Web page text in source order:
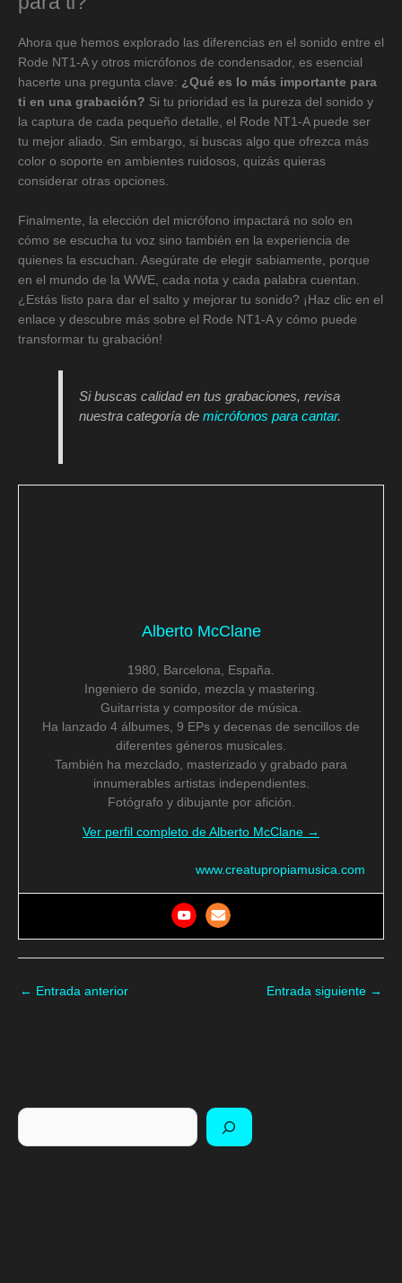
Ahora que hemos explorado las diferencias en el sonido entre el
Rode NT1-A y otros micrófonos de condensador, es esencial
hacerte una pregunta clave: ¿Qué es lo más importante para
ti en una grabación? Si tu prioridad es la pureza del sonido y
la captura de cada pequeño detalle, el Rode NT1-A puede ser
tu mejor aliado. Sin embargo, si buscas algo que ofrezca más
color o soporte en ambientes ruidosos, quizás quieras
considerar otras opciones.
Finalmente, la elección del micrófono impactará no solo en
cómo se escucha tu voz sino también en la experiencia de
quienes la escuchan. Asegúrate de elegir sabiamente, porque
en el mundo de la WWE, cada nota y cada palabra cuentan.
¿Estás listo para dar el salto y mejorar tu sonido? ¡Haz clic en el
enlace y descubre más sobre el Rode NT1-A y cómo puede
transformar tu grabación!
Si buscas calidad en tus grabaciones, revisa
nuestra categoría demicrófonos para cantar.
Alberto McClane
1980, Barcelona, España.
Ingeniero de sonido, mezcla y mastering.
Guitarrista y compositor de música.
Ha lanzado 4 álbumes, 9 EPs y decenas de sencillos de
diferentes géneros musicales.
También ha mezclado, masterizado y grabado para
innumerables artistas independientes.
Fotógrafo y dibujante por afición.
Ver perfil completo de Alberto McClane →
www.creatupropiamusica.com
← Entrada anterior Entrada siguiente →
Buscar